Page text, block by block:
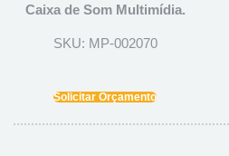
Caixa de Som Multimídia.
SKU: MP-002070
Solicitar Orçamento